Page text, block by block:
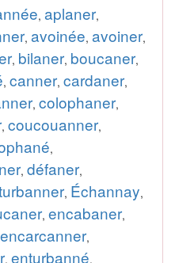
, aplaner,
, avoinée, avoiner,
, bilaner, boucaner,
, canner, cardaner,
, colophaner,
, coucouanner,
,
, défaner,
, Échannay,
, encabaner,
encarcanner,
, enturbanné,